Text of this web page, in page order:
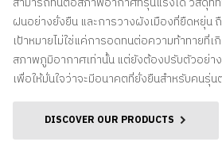
ฝนอย่างยั่งยืน และการวางผังเมืองที่ยืดหยุ่น
เป้าหมายไม่ใช่แค่การอดทนต่อความท้าทายที่เ
สภาพภูมิอากาศเท่านั้น แต่ยังต้องปรับตัวอย่า
เพื่อให้มั่นใจว่าจะมีอนาคตที่ยั่งยืนสำหรับคนรุ่น
DISCOVER OUR PRODUCTS